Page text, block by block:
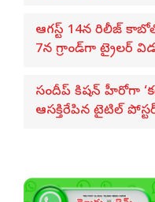
ఆగస్ట్ 14న రిలీజ్
7న గ్రాండ్‌గా ట్రైలర్
సందీప్ కిషన్ హీరోగా
ఆసక్తిరేపిన టైటిల్